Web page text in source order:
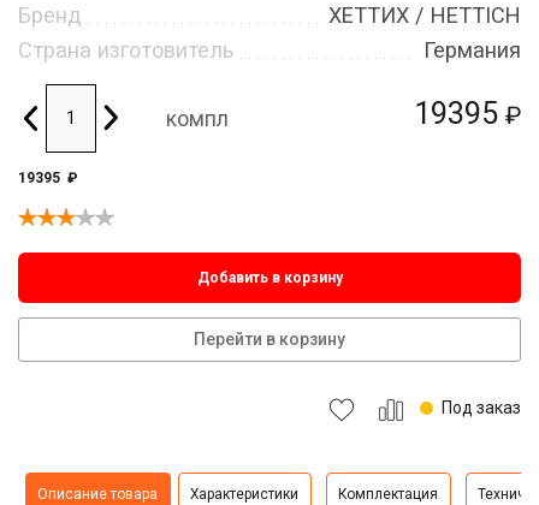
19395 ₽
Бренд
ХЕТТИХ / HETTICH
Страна изготовитель
Германия
компл
19395 ₽
Добавить в корзину
Перейти в корзину
Под заказ
Описание товара Характеристики Комплектация